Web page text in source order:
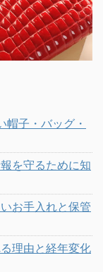
帽子・バッグ・
を守るために知
お手入れと保管
理由と経年変化